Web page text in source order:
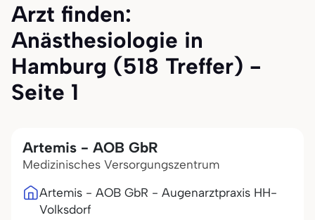
Arzt finden:
Anästhesiologie in
Hamburg (518 Treffer) -
Seite 1
Artemis - AOB GbR
Medizinisches Versorgungszentrum
Artemis - AOB GbR - Augenarztpraxis HH-
Volksdorf